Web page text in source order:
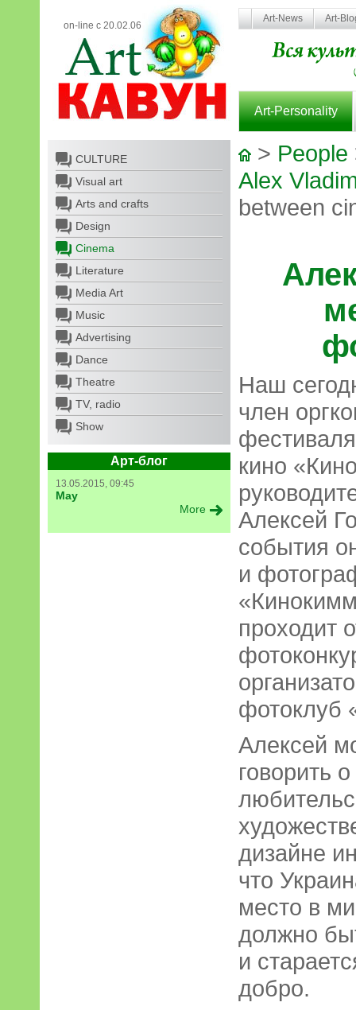
on-line с 20.02.06
Art-News Art-
Art-Personality
CULTURE
Visual art
Arts and crafts
Design
Cinema
Literature
Media Art
Music
Advertising
Dance
Theatre
TV, radio
Show
Арт-блог
13.05.2015, 09:45
May
More
> People
Alex
between
Наш
член
кино
Алексей
события
и
проходит
фотоклуб
Алексей
говорить
дизайне
что
место в
должно
и
добро.